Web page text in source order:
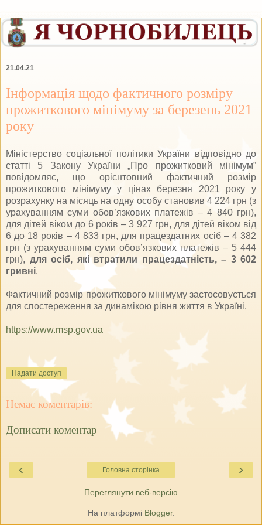
21.04.21
Інформація щодо фактичного розміру
прожиткового мінімуму за березень 2021
року
Міністерство соціальної політики України відповідно до
статті 5 Закону України „Про прожитковий мінімум”
повідомляє, що орієнтовний фактичний розмір
прожиткового мінімуму у цінах березня 2021 року у
розрахунку на місяць на одну особу становив 4 224 грн (з
урахуванням суми обов’язкових платежів – 4 840 грн),
для дітей віком до 6 років – 3 927 грн, для дітей віком від
6 до 18 років – 4 833 грн, для працездатних осіб – 4 382
грн (з урахуванням суми обов’язкових платежів – 5 444
грн), для осіб, які втратили працездатність, – 3 602
гривні.
Фактичний розмір прожиткового мінімуму застосовується
для спостереження за динамікою рівня життя в Україні.
https://www.msp.gov.ua
Надати доступ
Немає коментарів:
Дописати коментар
‹ ›
Головна сторінка
Переглянути веб-версію
На платформі Blogger.